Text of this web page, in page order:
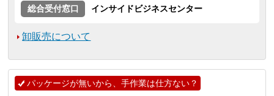
総合受付窓口
インサイドビジネスセンター
卸販売について
パッケージが無いから、手作業は仕方ない？